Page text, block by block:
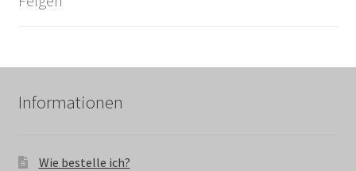
Informationen
Wie bestelle ich?